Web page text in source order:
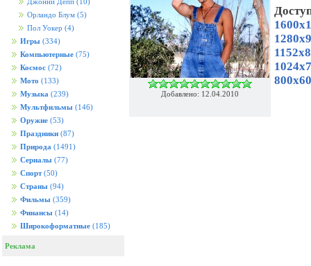
Джонни Депп (10)
Орландо Блум (5)
Пол Уокер (4)
Игры (334)
Компьютерные (75)
Космос (72)
Мото (133)
Музыка (239)
Мультфильмы (146)
Оружие (53)
Праздники (87)
Природа (1491)
Сериалы (77)
Спорт (50)
Страны (94)
Фильмы (359)
Финансы (14)
Широкоформатные (185)
Реклама
Добавлено: 12.04.2010